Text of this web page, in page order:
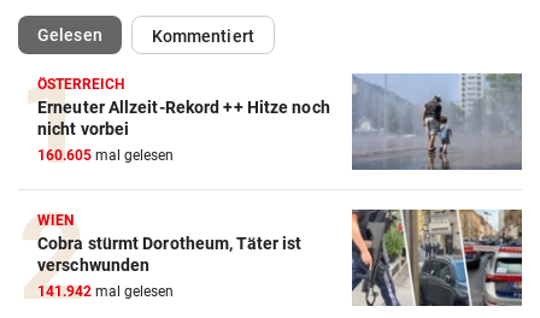
Gelesen(ausgewählt)Kommentiert
ÖSTERREICH
Erneuter Allzeit-Rekord ++ Hitze noch
nicht vorbei
160.605 mal gelesen
WIEN
Cobra stürmt Dorotheum, Täter ist
verschwunden
141.942 mal gelesen